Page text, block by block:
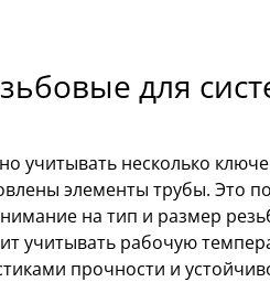
для
учитывать несколько
элементы трубы. Это
на тип и размер
учитывать рабочую
прочности и